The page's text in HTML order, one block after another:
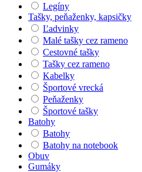
Legíny
Tašky, peňaženky, kapsičky
Ľadvinky
Malé tašky cez rameno
Cestovné tašky
Tašky cez rameno
Kabelky
Športové vrecká
Peňaženky
Športové tašky
Batohy
Batohy
Batohy na notebook
Obuv
Gumáky